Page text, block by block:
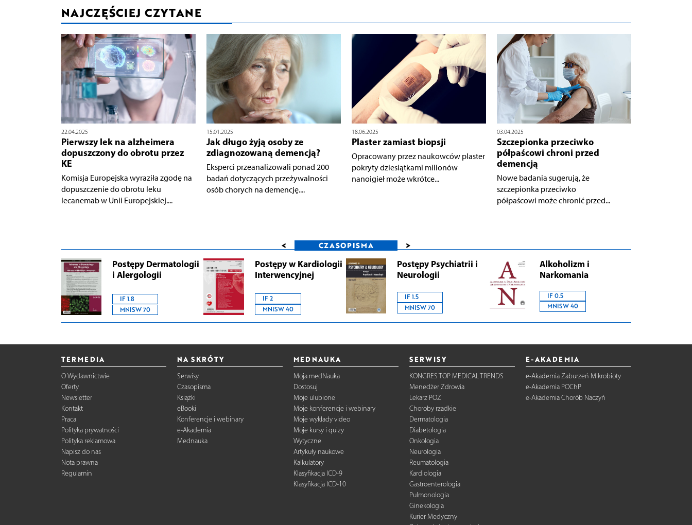
NAJCZĘŚCIEJ CZYTANE
22.04.2025
Pierwszy lek na alzheimera
dopuszczony do obrotu przez
KE
Komisja Europejska wyraziła zgodę na
dopuszczenie do obrotu leku
lecanemab w Unii Europejskiej....
15.01.2025
Jak długo żyją osoby ze
zdiagnozowaną demencją?
Eksperci przeanalizowali ponad 200
badań dotyczących przeżywalności
osób chorych na demencję....
18.06.2025
Plaster zamiast biopsji
Opracowany przez naukowców plaster
pokryty dziesiątkami milionów
nanoigieł może wkrótce...
03.04.2025
Szczepionka przeciwko
półpaścowi chroni przed
demencją
Nowe badania sugerują, że
szczepionka przeciwko
półpaścowi może chronić przed...
< CZASOPISMA >
Postępy Dermatologii
i Alergologii
IF 1.8
MNISW 70
Postępy w Kardiologii
Interwencyjnej
IF 2
MNISW 40
Postępy Psychiatrii i
Neurologii
IF 1.5
MNISW 70
Alkoholizm i
Narkomania
IF 0.5
MNISW 40
TERMEDIA
O Wydawnictwie
Oferty
Newsletter
Kontakt
Praca
Polityka prywatności
Polityka reklamowa
Napisz do nas
Nota prawna
Regulamin
NA SKRÓTY
Serwisy
Czasopisma
Książki
eBooki
Konferencje i webinary
e-Akademia
Mednauka
MEDNAUKA
Moja medNauka
Dostosuj
Moje ulubione
Moje konferencje i webinary
Moje wykłady video
Moje kursy i quizy
Wytyczne
Artykuły naukowe
Kalkulatory
Klasyfikacja ICD-9
Klasyfikacja ICD-10
SERWISY
KONGRES TOP MEDICAL TRENDS
Menedżer Zdrowia
Lekarz POZ
Choroby rzadkie
Dermatologia
Diabetologia
Onkologia
Neurologia
Reumatologia
Kardiologia
Gastroenterologia
Pulmonologia
Ginekologia
Kurier Medyczny
E-AKADEMIA
e-Akademia Zaburzeń Mikrobioty
e-Akademia POChP
e-Akademia Chorób Naczyń